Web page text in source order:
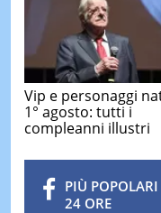
Vip e personaggi
1° agosto: tutti i
compleanni illustri
PIÙ
24 ORE